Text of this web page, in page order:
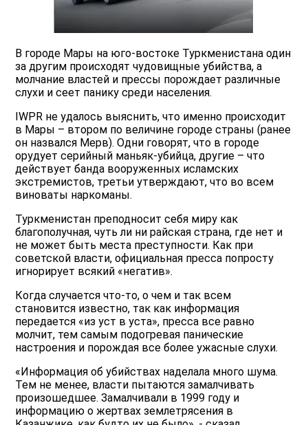
В городе Мары на юго-востоке Туркменистана один
за другим происходят чудовищные убийства, а
молчание властей и прессы порождает различные
слухи и сеет панику среди населения.
IWPR не удалось выяснить, что именно происходит
в Мары – втором по величине городе страны (ранее
он назвался Мерв). Одни говорят, что в городе
орудует серийный маньяк-убийца, другие – что
действует банда вооруженных исламских
экстремистов, третьи утверждают, что во всем
виноваты наркоманы.
Туркменистан преподносит себя миру как
благополучная, чуть ли ни райская страна, где нет и
не может быть места преступности. Как при
советской власти, официальная пресса попросту
игнорирует всякий «негатив».
Когда случается что-то, о чем и так всем
становится известно, так как информация
передается «из уст в уста», пресса все равно
молчит, тем самым подогревая панические
настроения и порождая все более ужасные слухи.
«Информация об убийствах наделала много шума.
Тем не менее, власти пытаются замалчивать
произошедшее. Замалчивали в 1999 году и
информацию о жертвах землетрясения в